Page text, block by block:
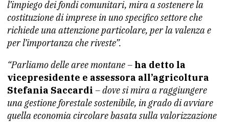
l’impiego dei fondi comunitari, mira a sostenere la
costituzione di imprese in uno specifico settore che
richiede una attenzione particolare, per la valenza e
per l’importanza che riveste”.
“Parliamo delle aree montane – ha detto la
vicepresidente e assessora all’agricoltura
Stefania Saccardi – dove si mira a raggiungere
una gestione forestale sostenibile, in grado di avviare
quella economia circolare basata sulla valorizzazione